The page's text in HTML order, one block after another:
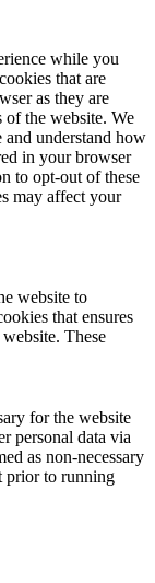
while you
that are
as they are
the website. We
and understand how
in your browser
to opt-out of these
may affect your
website to
that ensures
These
for the website
personal data via
as non-necessary
prior to running